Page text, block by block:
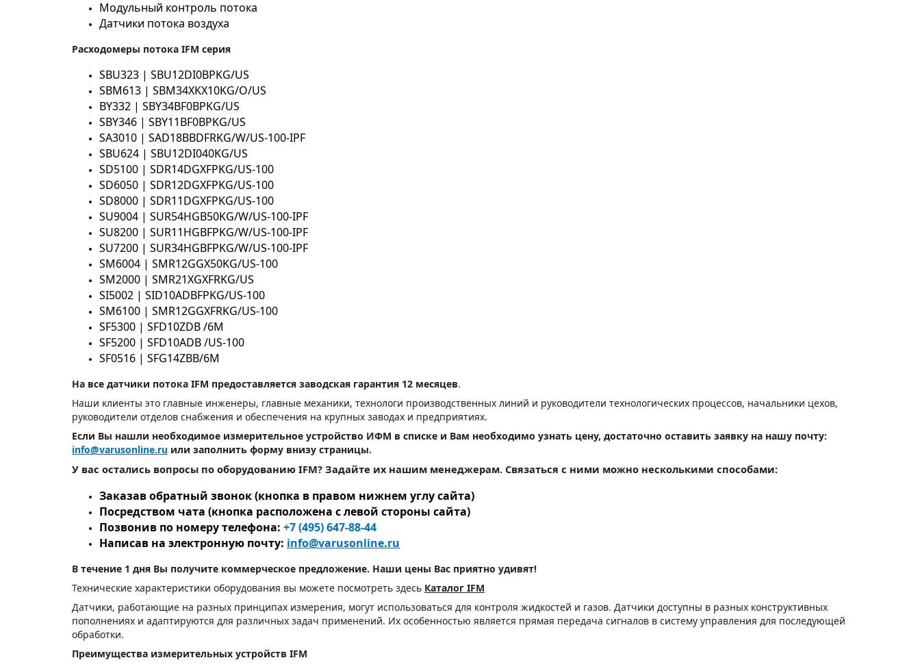
Модульный контроль потока
Датчики потока воздуха
Расходомеры потока IFM серия
SBU323 | SBU12DI0BPKG/US
SBM613 | SBM34XKX10KG/O/US
BY332 | SBY34BF0BPKG/US
SBY346 | SBY11BF0BPKG/US
SA3010 | SAD18BBDFRKG/W/US-100-IPF
SBU624 | SBU12DI040KG/US
SD5100 | SDR14DGXFPKG/US-100
SD6050 | SDR12DGXFPKG/US-100
SD8000 | SDR11DGXFPKG/US-100
SU9004 | SUR54HGB50KG/W/US-100-IPF
SU8200 | SUR11HGBFPKG/W/US-100-IPF
SU7200 | SUR34HGBFPKG/W/US-100-IPF
SM6004 | SMR12GGX50KG/US-100
SM2000 | SMR21XGXFRKG/US
SI5002 | SID10ADBFPKG/US-100
SM6100 | SMR12GGXFRKG/US-100
SF5300 | SFD10ZDB /6M
SF5200 | SFD10ADB /US-100
SF0516 | SFG14ZBB/6M
На все датчики потока IFM предоставляется заводская гарантия 12 месяцев.
Наши клиенты это главные инженеры, главные механики, технологи производственных линий и руководители технологических процессов, начальники цехов,
руководители отделов снабжения и обеспечения на крупных заводах и предприятиях.
Если Вы нашли необходимое измерительное устройство ИФМ в списке и Вам необходимо узнать цену, достаточно оставить заявку на нашу почту:
info@varusonline.ru или заполнить форму внизу страницы.
У вас остались вопросы по оборудованию IFM? Задайте их нашим менеджерам. Связаться с ними можно несколькими способами:
Заказав обратный звонок (кнопка в правом нижнем углу сайта)
Посредством чата (кнопка расположена с левой стороны сайта)
Позвонив по номеру телефона: +7 (495) 647-88-44
Написав на электронную почту: info@varusonline.ru
В течение 1 дня Вы получите коммерческое предложение. Наши цены Вас приятно удивят!
Технические характеристики оборудования вы можете посмотреть здесь Каталог IFM
Датчики, работающие на разных принципах измерения, могут использоваться для контроля жидкостей и газов. Датчики доступны в разных конструктивных
пополнениях и адаптируются для различных задач применений. Их особенностью является прямая передача сигналов в систему управления для последующей
обработки.
Преимущества измерительных устройств IFM